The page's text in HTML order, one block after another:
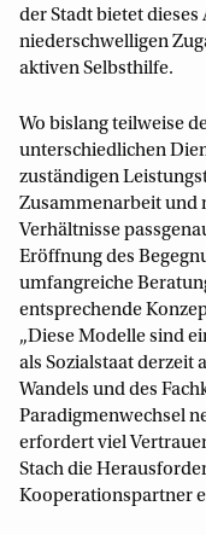
der Stadt bietet
niederschwelligen
aktiven Selbsthilfe.
Wo bislang teilweise
unterschiedlichen
zuständigen
Zusammenarbeit und
Verhältnisse
Eröffnung des
umfangreiche
entsprechende
„Diese Modelle sind
als Sozialstaat derzeit
Wandels und des
Paradigmenwechsel
erfordert viel
Stach die
Kooperationspartner